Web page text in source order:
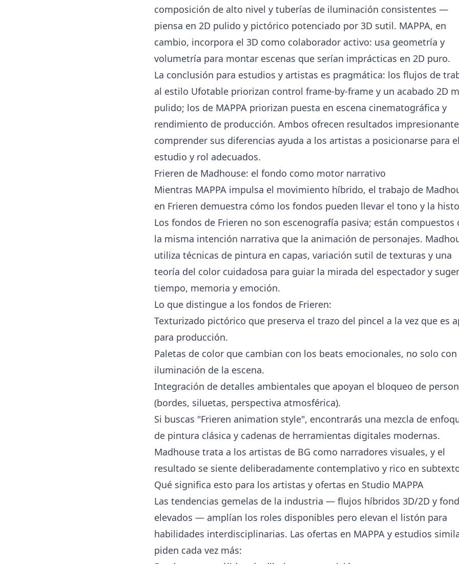
composición de alto nivel y tuberías de iluminación consistentes —
piensa en 2D pulido y pictórico potenciado por 3D sutil. MAPPA, en
cambio, incorpora el 3D como colaborador activo: usa geometría y
volumetría para montar escenas que serían imprácticas en 2D puro.
La conclusión para estudios y artistas es pragmática: los flujos de
al estilo Ufotable priorizan control frame-by-frame y un acabado 2D
pulido; los de MAPPA priorizan puesta en escena cinematográfica y
rendimiento de producción. Ambos ofrecen resultados
comprender sus diferencias ayuda a los artistas a posicionarse para el
estudio y rol adecuados.
Frieren de Madhouse: el fondo como motor narrativo
Mientras MAPPA impulsa el movimiento híbrido, el trabajo de
en Frieren demuestra cómo los fondos pueden llevar el tono y la
Los fondos de Frieren no son escenografía pasiva; están compuestos
la misma intención narrativa que la animación de personajes.
utiliza técnicas de pintura en capas, variación sutil de texturas y una
teoría del color cuidadosa para guiar la mirada del espectador y
tiempo, memoria y emoción.
Lo que distingue a los fondos de Frieren:
Texturizado pictórico que preserva el trazo del pincel a la vez que es
para producción.
Paletas de color que cambian con los beats emocionales, no solo con
iluminación de la escena.
Integración de detalles ambientales que apoyan el bloqueo de
(bordes, siluetas, perspectiva atmosférica).
Si buscas "Frieren animation style", encontrarás una mezcla de
de pintura clásica y cadenas de herramientas digitales modernas.
Madhouse trata a los artistas de BG como narradores visuales, y el
resultado se siente deliberadamente contemplativo y rico en
Qué significa esto para los artistas y ofertas en Studio MAPPA
Las tendencias gemelas de la industria — flujos híbridos 3D/2D y
elevados — amplían los roles disponibles pero elevan el listón para
habilidades interdisciplinarias. Las ofertas en MAPPA y estudios
piden cada vez más: